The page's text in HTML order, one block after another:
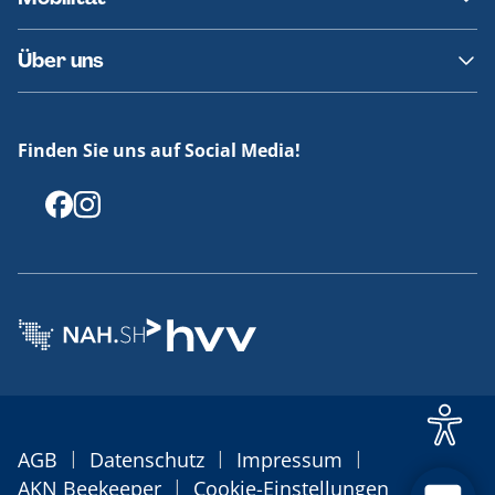
Fundsachen
Häufige Fragen
Barrierefreies Reisen
Erklärung Barrierefreiheit
Über uns
Offenlegungen
Finden Sie uns auf Social Media!
AGB | Datenschutz | Impressum |
AKN Beekeeper | Cookie-Einstellungen